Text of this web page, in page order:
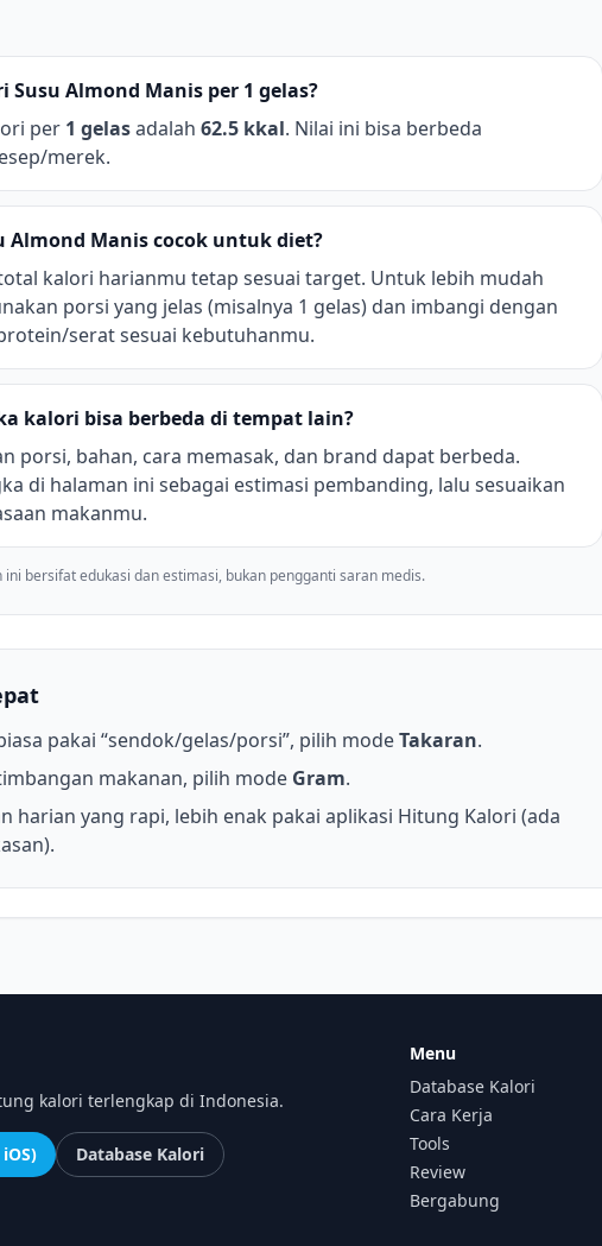
Susu Almond Manis per 1 gelas?
per 1 gelasadalah 62.5 kkal. Nilai ini bisa berbeda
merek.
Almond Manis cocok untuk diet?
kalori harianmu tetap sesuai target. Untuk lebih mudah
porsi yang jelas (misalnya 1 gelas) dan imbangi dengan
serat sesuai kebutuhanmu.
kalori bisa berbeda di tempat lain?
porsi, bahan, cara memasak, dan brand dapat berbeda.
di halaman ini sebagai estimasi pembanding, lalu sesuaikan
makanmu.
bersifat edukasi dan estimasi, bukan pengganti saran medis.
pakai “sendok/gelas/porsi”, pilih modeTakaran.
makanan, pilih mode Gram.
harian yang rapi, lebih enak pakai aplikasi Hitung Kalori (ada
kalori terlengkap di Indonesia.
Database Kalori
Menu
Database Kalori
Cara Kerja
Tools
Review
Bergabung